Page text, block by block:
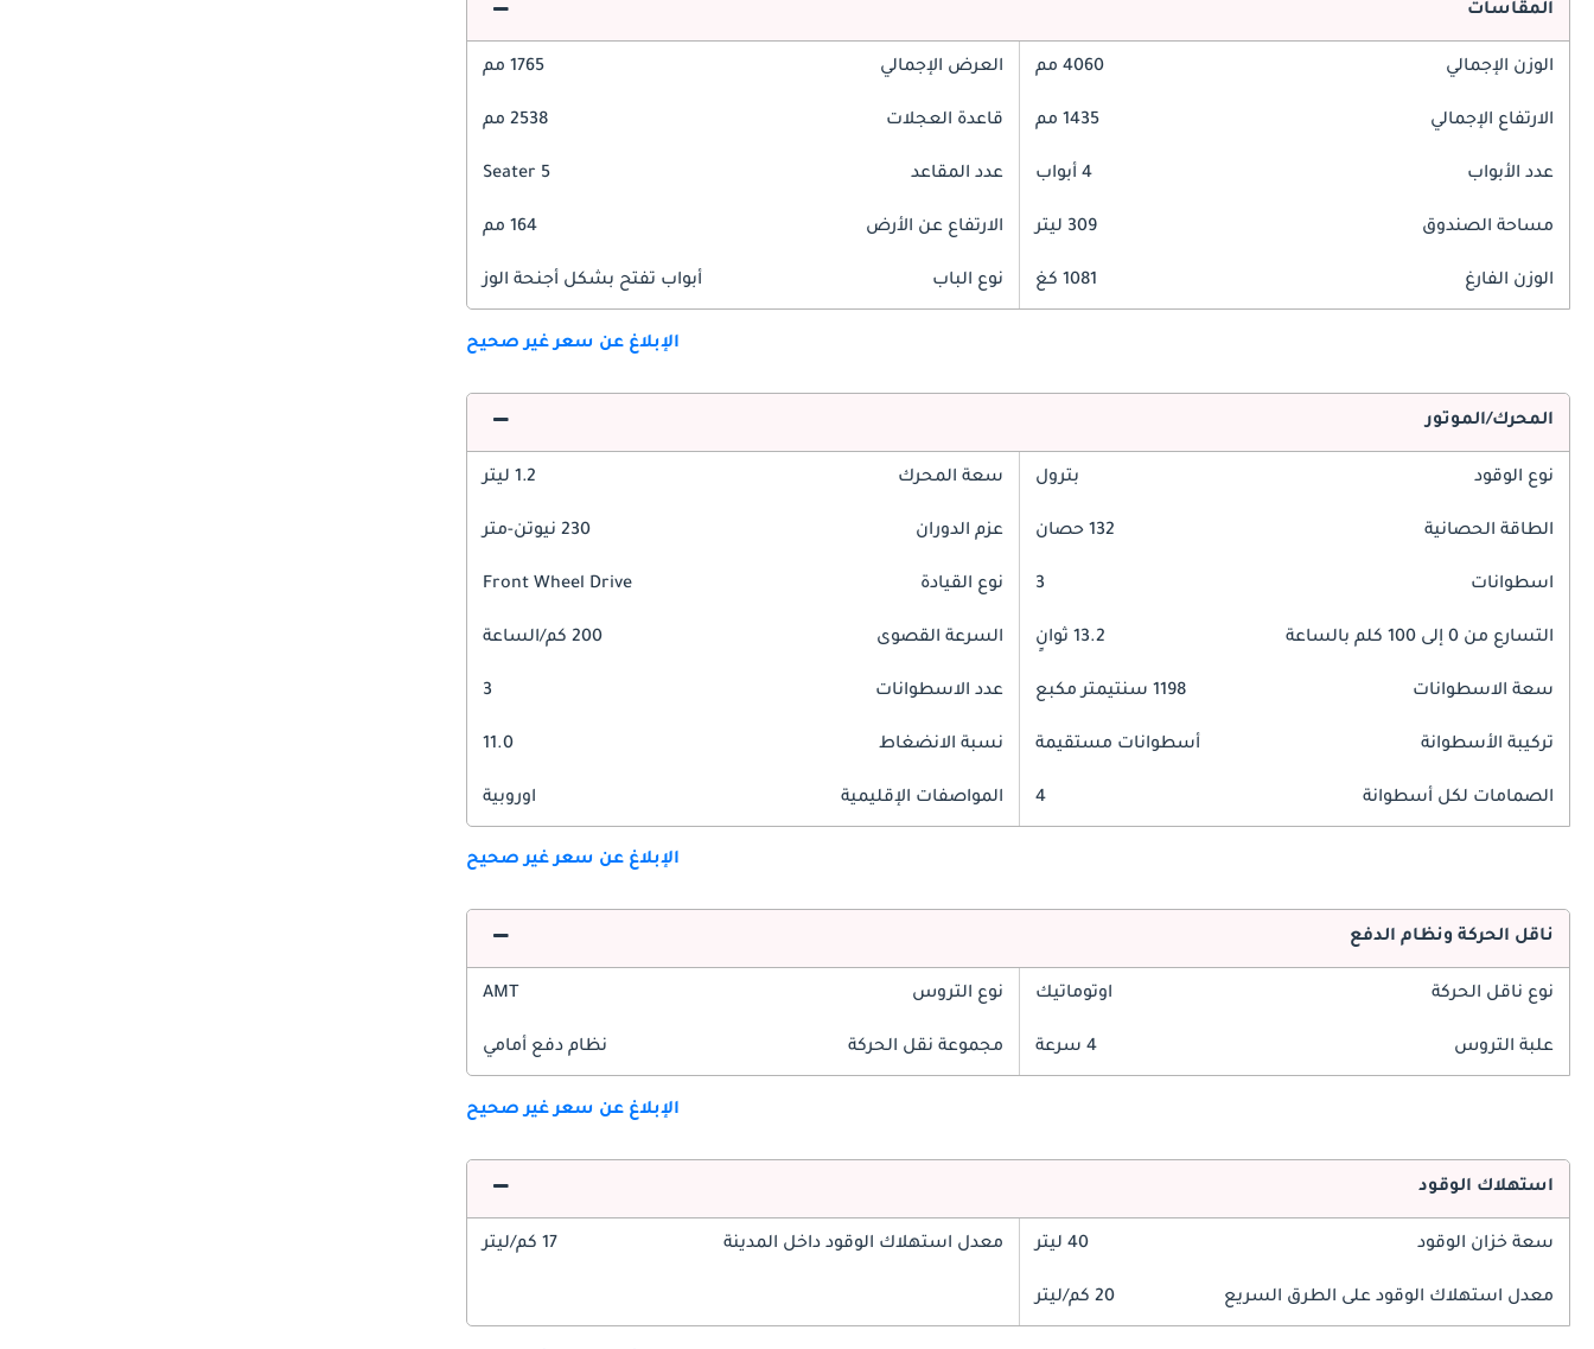
المقاسات
الوزن الإجمالي 4060 مم العرض الإجمالي 1765 مم
الارتفاع الإجمالي 1435 مم قاعدة العجلات 2538 مم
عدد الأبواب 4 أبواب عدد المقاعد 5 Seater
مساحة الصندوق 309 ليتر الارتفاع عن الأرض 164 مم
الوزن الفارغ 1081 كغ نوع الباب أبواب تفتح بشكل أجنحة الوز
الإبلاغ عن سعر غير صحيح
المحرك/الموتور
نوع الوقود بترول سعة المحرك 1.2 ليتر
الطاقة الحصانية 132 حصان عزم الدوران 230 نيوتن-متر
اسطوانات 3 نوع القيادة Front Wheel Drive
التسارع من 0 إلى 100 كلم بالساعة 13.2 ثوانٍ السرعة القصوى 200 كم/الساعة
سعة الاسطوانات 1198 سنتيمتر مكبع عدد الاسطوانات 3
تركيبة الأسطوانة أسطوانات مستقيمة نسبة الانضغاط 11.0
الصمامات لكل أسطوانة 4 المواصفات الإقليمية اوروبية
الإبلاغ عن سعر غير صحيح
ناقل الحركة ونظام الدفع
نوع ناقل الحركة اوتوماتيك نوع التروس AMT
علبة التروس 4 سرعة مجموعة نقل الحركة نظام دفع أمامي
الإبلاغ عن سعر غير صحيح
استهلاك الوقود
سعة خزان الوقود 40 ليتر معدل استهلاك الوقود داخل المدينة 17 كم/ليتر
معدل استهلاك الوقود على الطرق السريع 20 كم/ليتر